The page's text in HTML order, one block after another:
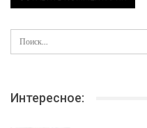
Интересное: